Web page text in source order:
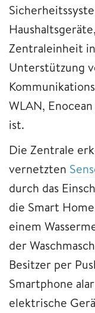
Zentraleinheit
Unterstützung
WLAN,
ist.
Die Zentrale
vernetzten
durch das
die Smart
einem
der
Besitzer per
Smartphone
elektrische